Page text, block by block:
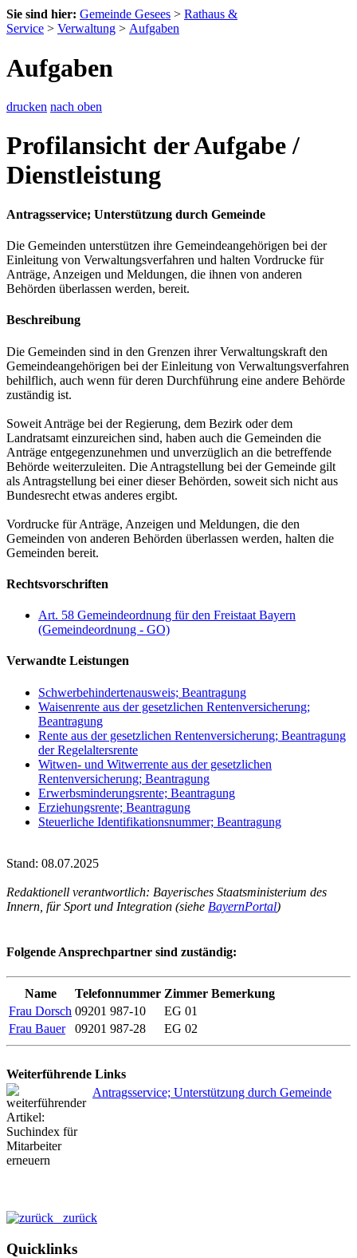
Sie sind hier: Gemeinde Gesees > Rathaus &
Service > Verwaltung > Aufgaben
Aufgaben
drucken nach oben
Profilansicht der Aufgabe /
Dienstleistung
Antragsservice; Unterstützung durch Gemeinde
Die Gemeinden unterstützen ihre Gemeindeangehörigen bei der
Einleitung von Verwaltungsverfahren und halten Vordrucke für
Anträge, Anzeigen und Meldungen, die ihnen von anderen
Behörden überlassen werden, bereit.
Beschreibung
Die Gemeinden sind in den Grenzen ihrer Verwaltungskraft den
Gemeindeangehörigen bei der Einleitung von Verwaltungsverfahren
behilflich, auch wenn für deren Durchführung eine andere Behörde
zuständig ist.
Soweit Anträge bei der Regierung, dem Bezirk oder dem
Landratsamt einzureichen sind, haben auch die Gemeinden die
Anträge entgegenzunehmen und unverzüglich an die betreffende
Behörde weiterzuleiten. Die Antragstellung bei der Gemeinde gilt
als Antragstellung bei einer dieser Behörden, soweit sich nicht aus
Bundesrecht etwas anderes ergibt.
Vordrucke für Anträge, Anzeigen und Meldungen, die den
Gemeinden von anderen Behörden überlassen werden, halten die
Gemeinden bereit.
Rechtsvorschriften
Art. 58 Gemeindeordnung für den Freistaat Bayern
(Gemeindeordnung - GO)
Verwandte Leistungen
Schwerbehindertenausweis; Beantragung
Waisenrente aus der gesetzlichen Rentenversicherung;
Beantragung
Rente aus der gesetzlichen Rentenversicherung; Beantragung
der Regelaltersrente
Witwen- und Witwerrente aus der gesetzlichen
Rentenversicherung; Beantragung
Erwerbsminderungsrente; Beantragung
Erziehungsrente; Beantragung
Steuerliche Identifikationsnummer; Beantragung
Stand: 08.07.2025
Redaktionell verantwortlich: Bayerisches Staatsministerium des
Innern, für Sport und Integration (siehe BayernPortal)
Folgende Ansprechpartner sind zuständig:
Name Telefonnummer Zimmer Bemerkung
Frau Dorsch 09201 987-10
EG 01
Frau Bauer
09201 987-28 EG 02
Weiterführende Links
Antragsservice; Unterstützung durch Gemeinde
zurück
Quicklinks